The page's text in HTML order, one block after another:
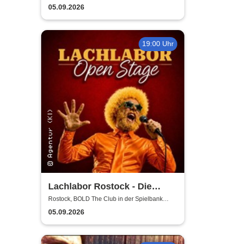
05.09.2026
19:00 Uhr
Lachlabor Rostock - Die
Comedy-Testbühne im BOLD
The Club
Rostock, BOLD The Club in der Spielbank
Rostock
05.09.2026